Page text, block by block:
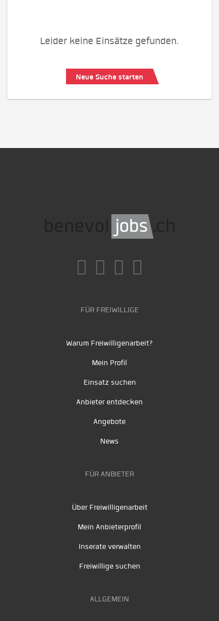
Leider keine Einsätze gefunden.
Neue Suche starten
FÜR FREIWILLIGE
Warum Freiwilligenarbeit?
Mein Profil
Einsatz suchen
Anbieter entdecken
Angebote
News
FÜR ANBIETER
Über Freiwilligenarbeit
Mein Anbieterprofil
Inserate verwalten
Freiwillige suchen
ALLGEMEIN